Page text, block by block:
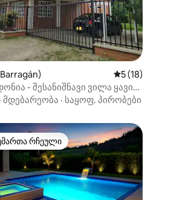
5‑დან 4,89, 18 მიმოხილვა
საშუალო
5 (18)
- შესანიშნავი ვილა ყავის
· მდებარეობა · საყოფ. პირობები
რჩეული მოწინავე ვარიანტი
რჩეული